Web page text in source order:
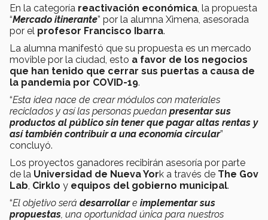
En la categoría reactivación económica, la propuesta
“Mercado itinerante” por la alumna Ximena, asesorada
por el profesor Francisco Ibarra.
La alumna manifestó que su propuesta es un mercado
movible por la ciudad, esto a favor de los negocios
que han tenido que cerrar sus puertas a causa de
la pandemia por COVID-19.
“Esta idea nace de crear módulos con materiales
reciclados y así las personas puedan presentar sus
productos al público sin tener que pagar altas rentas y
así también contribuir a una economía circular”
concluyó.
Los proyectos ganadores recibirán asesoría por parte
de la Universidad de Nueva York a través de The Gov
Lab, Cirklo y equipos del gobierno municipal.
“El objetivo será desarrollare implementar sus
propuestas, una oportunidad única para nuestros